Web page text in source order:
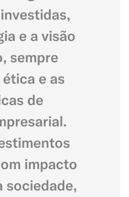
e a visão
sempre
e as
de
impacto
sociedade,